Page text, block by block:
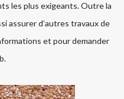
les plus exigeants. Outre la
assurer d’autres travaux de
et pour demander